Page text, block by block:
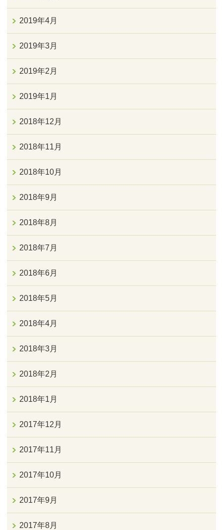
2019年4月
2019年3月
2019年2月
2019年1月
2018年12月
2018年11月
2018年10月
2018年9月
2018年8月
2018年7月
2018年6月
2018年5月
2018年4月
2018年3月
2018年2月
2018年1月
2017年12月
2017年11月
2017年10月
2017年9月
2017年8月